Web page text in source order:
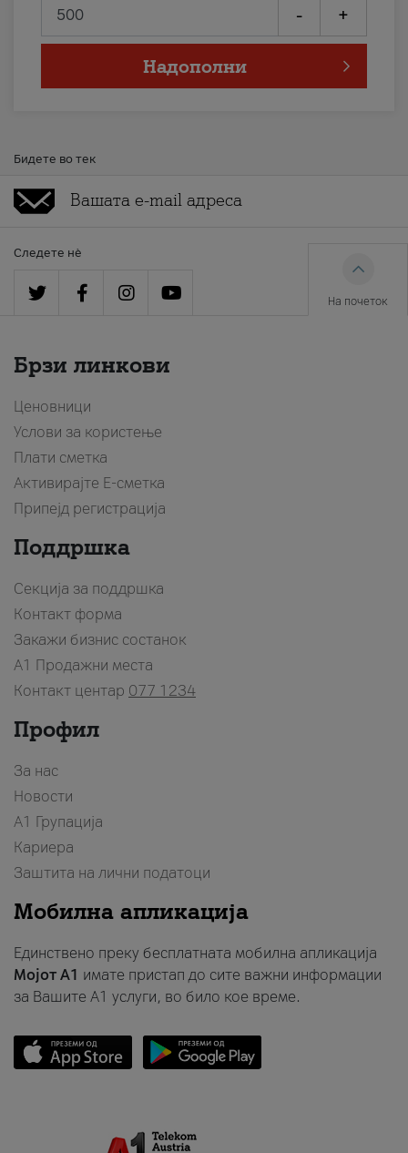
- +
Надополни
Бидете во тек
Следете нè
На почеток
Брзи линкови
Ценовници
Услови за користење
Плати сметка
Активирајте Е-сметка
Припејд регистрација
Поддршка
Секција за поддршка
Контакт форма
Закажи бизнис состанок
A1 Продажни места
Контакт центар 077 1234
Профил
За нас
Новости
А1 Групација
Кариера
Заштита на лични податоци
Мобилна апликација
Единствено преку бесплатната мобилна апликација
Мојот A1 имате пристап до сите важни информации
за Вашите A1 услуги, во било кое време.